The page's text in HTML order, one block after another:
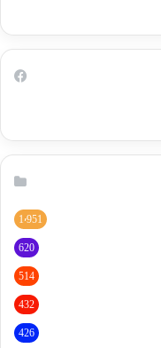
1٬951
620
514
432
426